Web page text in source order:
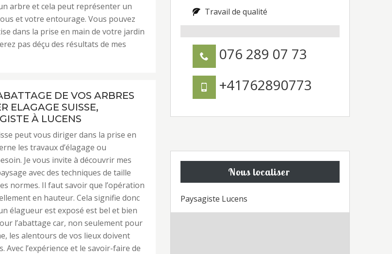
arbre et cela peut représenter un
et votre entourage. Vous pouvez
dans la prise en main de votre jardin
pas déçu des résultats de mes
DE VOS ARBRES
ELAGAGE SUISSE,
À LUCENS
peut vous diriger dans la prise en
les travaux d’élagage ou
Je vous invite à découvrir mes
avec des techniques de taille
normes. Il faut savoir que l’opération
en hauteur. Cela signifie donc
élagueur est exposé est bel et bien
l’abattage car, non seulement pour
les alentours de vos lieux doivent
Avec l’expérience et le savoir-faire de
Travail de qualité
076 289 07 73
+41762890773
Nous localiser
Paysagiste Lucens